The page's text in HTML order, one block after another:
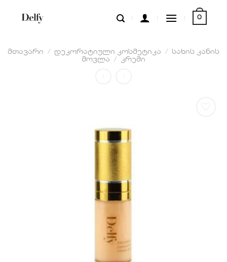
0
მთავარი / დეკორატიული კოსმეტიკა /
სახის კანის
მოვლა
/ კრემი